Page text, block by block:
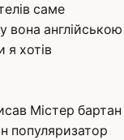
саме
вона англійською
я хотів
Містер бартан
популяризатор